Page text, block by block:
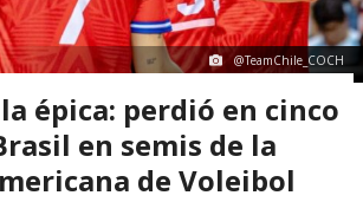
@TeamChile_COCH
épica: perdió en cinco
en semis de la
de Voleibol